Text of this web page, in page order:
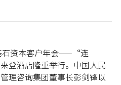
石资本客户年会——“连
登酒店隆重举行。中国人民
理咨询集团董事长彭剑锋以